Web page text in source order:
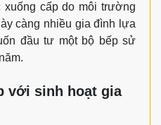
xuống cấp do môi trường
càng nhiều gia đình lựa
đầu tư một bộ bếp sử
với sinh hoạt gia